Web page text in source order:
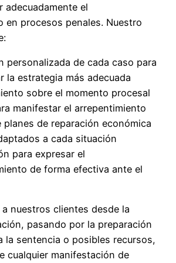
adecuadamente el
en procesos penales. Nuestro
personalizada de cada caso para
la estrategia más adecuada
sobre el momento procesal
manifestar el arrepentimiento
planes de reparación económica
a cada situación
para expresar el
de forma efectiva ante el
nuestros clientes desde la
pasando por la preparación
la sentencia o posibles recursos,
cualquier manifestación de